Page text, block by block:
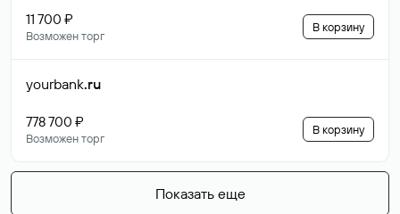
11 700 ₽
Возможен торг
В корзину
yourbank.ru
778 700 ₽
Возможен торг
В корзину
Показать еще